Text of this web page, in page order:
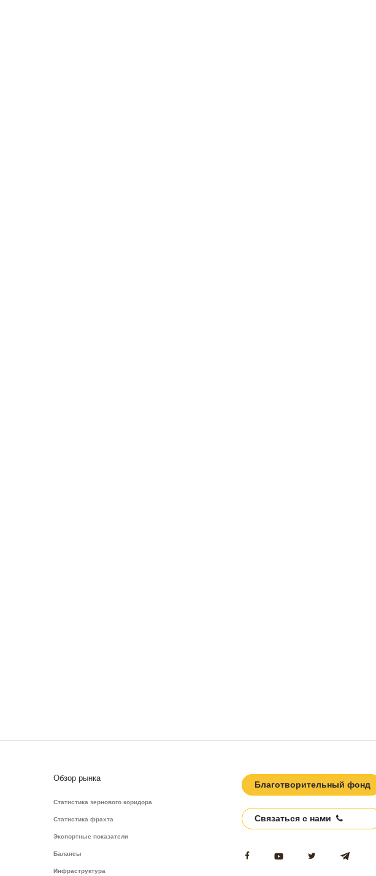
Обзор рынка
Статистика зернового коридора
Статистика фрахта
Экспортные показатели
Балансы
Инфраструктура
Благотворительный фонд
Связаться с нами